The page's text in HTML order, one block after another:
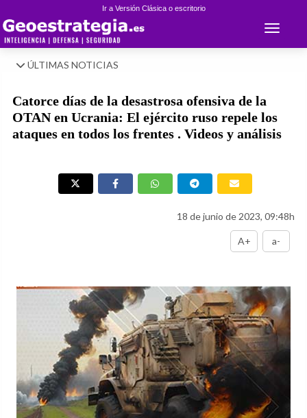
Ir a Versión Clásica o escritorio
Toggle
ÚLTIMAS NOTICIAS
Catorce días de la desastrosa ofensiva de la
OTAN en Ucrania: El ejército ruso repele los
ataques en todos los frentes . Videos y análisis
18 de junio de 2023, 09:48h
A+ a-